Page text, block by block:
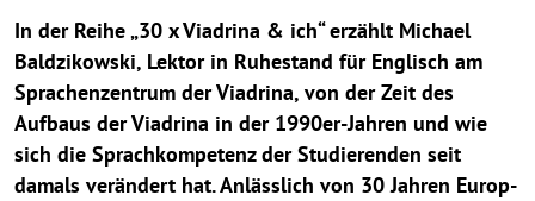
In der Reihe „30 x Viadrina & ich“ erzählt Michael
Baldzikowski, Lektor in Ruhestand für Englisch am
Sprachenzentrum der Viadrina, von der Zeit des
Aufbaus der Viadrina in der 1990er-Jahren und wie
sich die Sprachkompetenz der Studierenden seit
damals verändert hat. Anlässlich von 30 Jahren Europ­­­­­­­­­